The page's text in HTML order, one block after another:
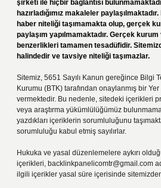
şirketi ile hiçbir bağlantısı
hazırladığımız makaleler
haber niteliği taşımamakta olup, gerçek
paylaşım yapılmamaktadır. Gerçek
benzerlikleri tamamen tesadüfidir.
halindedir ve tavsiye niteliği taşımazlar.
Sitemiz, 5651 Sayılı Kanun gereğince Bilgi
Kurumu (BTK) tarafından onaylanmış bir
vermektedir. Bu nedenle, sitedeki içerikleri
veya araştırma yükümlülüğümüz
yazdıkları içeriklerin sorumluluğunu
sorumluluğu kabul etmiş sayılırlar.
Hukuka ve yasal düzenlemelere aykırı
içerikleri, backlinkpanelicomtr@gmail.com
ilgili içerikler yasal süre içerisinde sitemizden